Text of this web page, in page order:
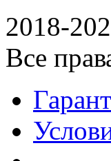
2018-
Все